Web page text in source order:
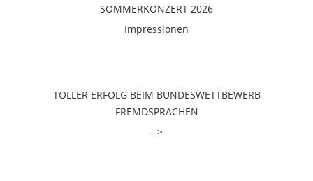
SOMMERKONZERT 2026
Impressionen
TOLLER ERFOLG BEIM BUNDESWETTBEWERB
FREMDSPRACHEN
-->